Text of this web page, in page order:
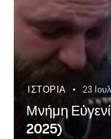
ΙΣΤΟΡΊΑ 23
Μνήμη
2025)